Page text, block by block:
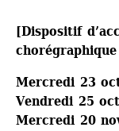
[Dispositif
Mercredi 23
Vendredi 25
Mercredi 20